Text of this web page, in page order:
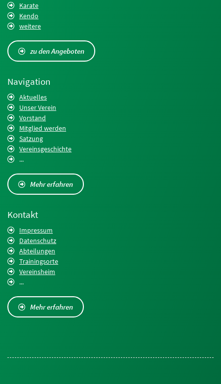
Karate
Kendo
weitere
zu den Angeboten
Navigation
Aktuelles
Unser Verein
Vorstand
Mitglied werden
Satzung
Vereinsgeschichte
...
Mehr erfahren
Kontakt
Impressum
Datenschutz
Abteilungen
Trainingsorte
Vereinsheim
...
Mehr erfahren